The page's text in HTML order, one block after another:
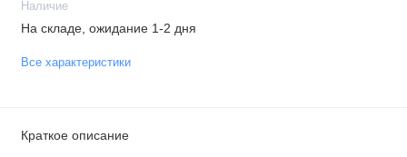
Наличие
На складе, ожидание 1-2 дня
Все характеристики
Краткое описание